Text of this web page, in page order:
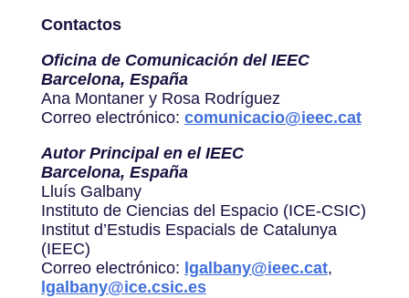
Contactos
Oficina de Comunicación del IEEC
Barcelona, España
Ana Montaner y Rosa Rodríguez
Correo electrónico: comunicacio@ieec.cat
Autor Principal en el IEEC
Barcelona, España
Lluís Galbany
Instituto de Ciencias del Espacio (ICE-CSIC)
Institut d’Estudis Espacials de Catalunya
(IEEC)
Correo electrónico: lgalbany@ieec.cat,
lgalbany@ice.csic.es